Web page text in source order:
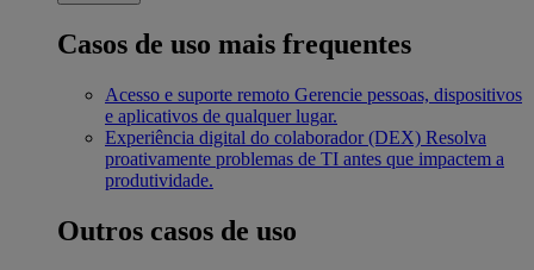
Casos de uso mais frequentes
Acesso e suporte remoto Gerencie pessoas, dispositivos
e aplicativos de qualquer lugar.
Experiência digital do colaborador (DEX) Resolva
proativamente problemas de TI antes que impactem a
produtividade.
Outros casos de uso